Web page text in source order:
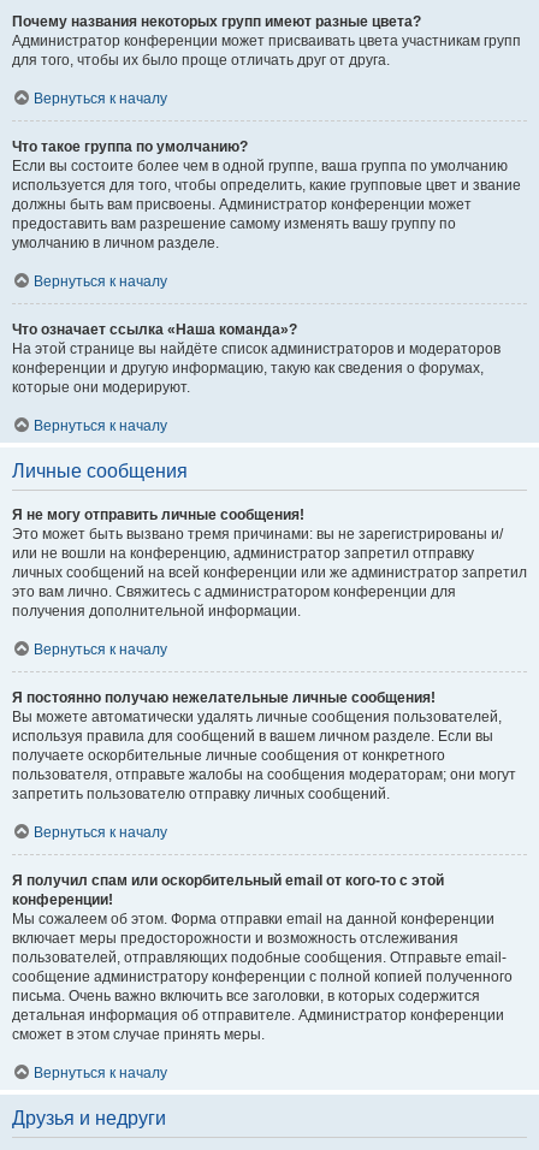
Почему названия некоторых групп имеют разные цвета?
Администратор конференции может присваивать цвета участникам групп
для того, чтобы их было проще отличать друг от друга.
Вернуться к началу
Что такое группа по умолчанию?
Если вы состоите более чем в одной группе, ваша группа по умолчанию
используется для того, чтобы определить, какие групповые цвет и звание
должны быть вам присвоены. Администратор конференции может
предоставить вам разрешение самому изменять вашу группу по
умолчанию в личном разделе.
Вернуться к началу
Что означает ссылка «Наша команда»?
На этой странице вы найдёте список администраторов и модераторов
конференции и другую информацию, такую как сведения о форумах,
которые они модерируют.
Вернуться к началу
Личные сообщения
Я не могу отправить личные сообщения!
Это может быть вызвано тремя причинами: вы не зарегистрированы и/
или не вошли на конференцию, администратор запретил отправку
личных сообщений на всей конференции или же администратор запретил
это вам лично. Свяжитесь с администратором конференции для
получения дополнительной информации.
Вернуться к началу
Я постоянно получаю нежелательные личные сообщения!
Вы можете автоматически удалять личные сообщения пользователей,
используя правила для сообщений в вашем личном разделе. Если вы
получаете оскорбительные личные сообщения от конкретного
пользователя, отправьте жалобы на сообщения модераторам; они могут
запретить пользователю отправку личных сообщений.
Вернуться к началу
Я получил спам или оскорбительный email от кого-то с этой
конференции!
Мы сожалеем об этом. Форма отправки email на данной конференции
включает меры предосторожности и возможность отслеживания
пользователей, отправляющих подобные сообщения. Отправьте email-
сообщение администратору конференции с полной копией полученного
письма. Очень важно включить все заголовки, в которых содержится
детальная информация об отправителе. Администратор конференции
сможет в этом случае принять меры.
Вернуться к началу
Друзья и недруги